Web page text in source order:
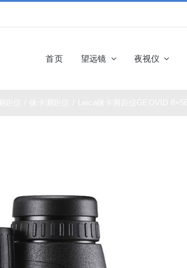
首页 望远镜
施华洛世奇望远
镜
夜视仪